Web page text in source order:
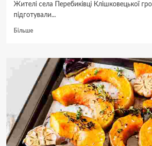
Жителі села Перебиківці Клішковецької
підготували...
БільшеДокладніше
домашні
страви:
6
тонн
вантажу
жителі
Перебиківців
передали